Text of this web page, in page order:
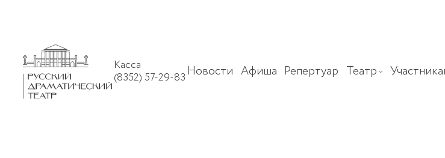
Касса
(8352) 57-29-83 Новости Афиша Репертуар Театр